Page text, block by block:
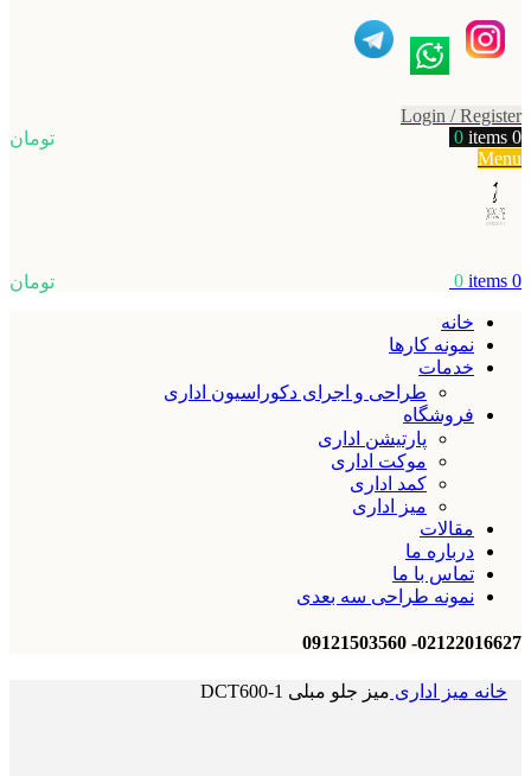
Login / Register
0
items
0
تومان
Menu
0
items
0
تومان
خانه
نمونه کارها
خدمات
طراحی و اجرای دکوراسیون اداری
فروشگاه
پارتیشن اداری
موکت اداری
کمد اداری
میز اداری
مقالات
درباره ما
تماس با ما
نمونه طراحی سه بعدی
02122016627- 09121503560
خانه میز اداری میز جلو مبلی 1-DCT600